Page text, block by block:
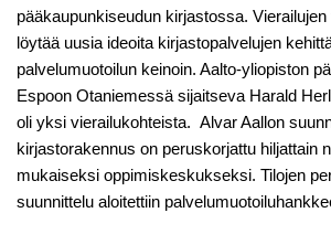
pääkaupunkiseudun kirjastossa.
löytää uusia ideoita kirjastopalvelujen
palvelumuotoilun keinoin. Aalto-yliopiston
Espoon Otaniemessä sijaitseva Harald
oli yksi vierailukohteista. Alvar Aallon
kirjastorakennus on peruskorjattu hiljattain
mukaiseksi oppimiskeskukseksi. Tilojen
suunnittelu aloitettiin